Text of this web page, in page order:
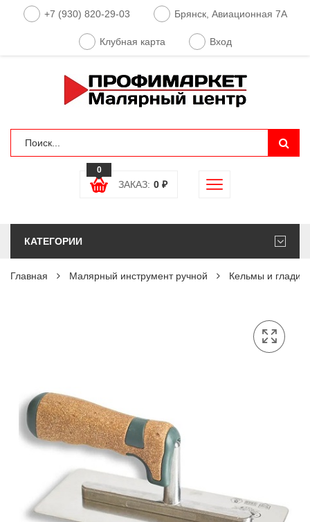
+7 (930) 820-29-03 Брянск, Авиационная 7А
Клубная карта Вход
0
ЗАКАЗ: 0 ₽
КАТЕГОРИИ
Главная Малярный инструмент ручной Кельмы и